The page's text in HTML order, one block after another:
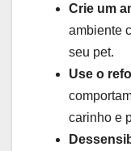
Crie um
ambiente
seu pet.
Use o
carinho e